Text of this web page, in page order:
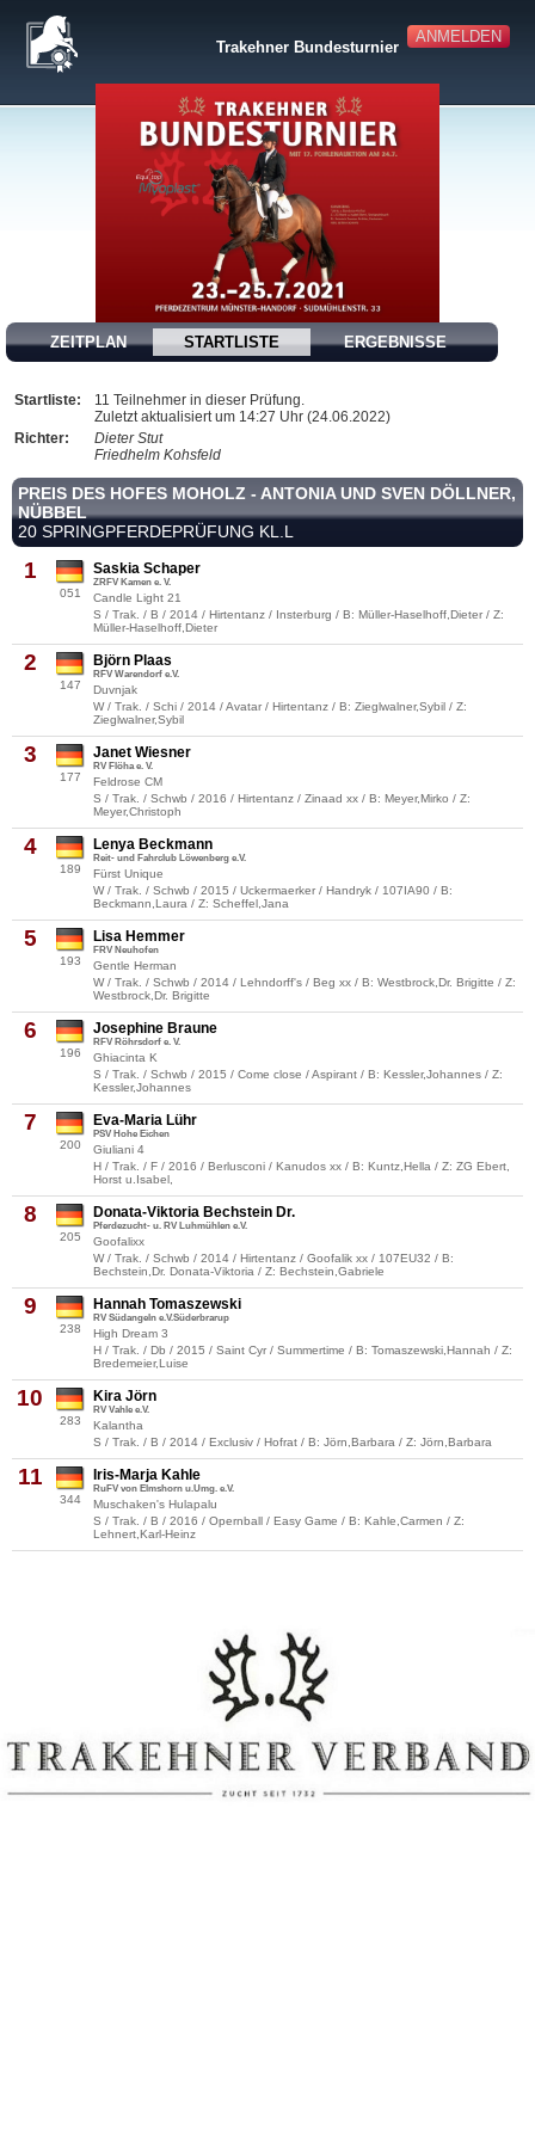
ANMELDEN
Trakehner Bundesturnier
ZEITPLAN STARTLISTE ERGEBNISSE
Startliste:
11 Teilnehmer in dieser Prüfung.
Zuletzt aktualisiert um 14:27 Uhr (24.06.2022)
Richter:
Dieter Stut
Friedhelm Kohsfeld
PREIS DES HOFES MOHOLZ - ANTONIA UND SVEN DÖLLNER,
NÜBBEL
20 SPRINGPFERDEPRÜFUNG KL.L
1
051
Saskia Schaper
ZRFV Kamen e. V.
Candle Light 21
S / Trak. / B / 2014 / Hirtentanz / Insterburg / B: Müller-Haselhoff,Dieter / Z:
Müller-Haselhoff,Dieter
2
147
Björn Plaas
RFV Warendorf e.V.
Duvnjak
W / Trak. / Schi / 2014 / Avatar / Hirtentanz / B: Zieglwalner,Sybil / Z:
Zieglwalner,Sybil
3
177
Janet Wiesner
RV Flöha e. V.
Feldrose CM
S / Trak. / Schwb / 2016 / Hirtentanz / Zinaad xx / B: Meyer,Mirko / Z:
Meyer,Christoph
4
189
Lenya Beckmann
Reit- und Fahrclub Löwenberg e.V.
Fürst Unique
W / Trak. / Schwb / 2015 / Uckermaerker / Handryk / 107IA90 / B:
Beckmann,Laura / Z: Scheffel,Jana
5
193
Lisa Hemmer
FRV Neuhofen
Gentle Herman
W / Trak. / Schwb / 2014 / Lehndorff's / Beg xx / B: Westbrock,Dr. Brigitte / Z:
Westbrock,Dr. Brigitte
6
196
Josephine Braune
RFV Röhrsdorf e. V.
Ghiacinta K
S / Trak. / Schwb / 2015 / Come close / Aspirant / B: Kessler,Johannes / Z:
Kessler,Johannes
7
200
Eva-Maria Lühr
PSV Hohe Eichen
Giuliani 4
H / Trak. / F / 2016 / Berlusconi / Kanudos xx / B: Kuntz,Hella / Z: ZG Ebert,
Horst u.Isabel,
8
205
Donata-Viktoria Bechstein Dr.
Pferdezucht- u. RV Luhmühlen e.V.
Goofalixx
W / Trak. / Schwb / 2014 / Hirtentanz / Goofalik xx / 107EU32 / B:
Bechstein,Dr. Donata-Viktoria / Z: Bechstein,Gabriele
9
238
Hannah Tomaszewski
RV Südangeln e.V.Süderbrarup
High Dream 3
H / Trak. / Db / 2015 / Saint Cyr / Summertime / B: Tomaszewski,Hannah / Z:
Bredemeier,Luise
10
283
Kira Jörn
RV Vahle e.V.
Kalantha
S / Trak. / B / 2014 / Exclusiv / Hofrat / B: Jörn,Barbara / Z: Jörn,Barbara
11
344
Iris-Marja Kahle
RuFV von Elmshorn u.Umg. e.V.
Muschaken's Hulapalu
S / Trak. / B / 2016 / Opernball / Easy Game / B: Kahle,Carmen / Z:
Lehnert,Karl-Heinz